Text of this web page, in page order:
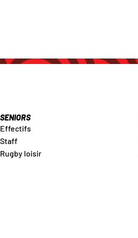
SENIORS
Effectifs
Staff
Rugby loisir